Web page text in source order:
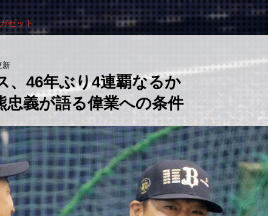
ゼット
新
、46年ぶり4連覇なるか
忠義が語る偉業への条件